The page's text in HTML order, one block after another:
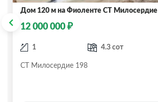
Дом 120 м на Фиоленте СТ Милосердие
12 000 000 ₽
1 4.3 сот
СТ Милосердие 198